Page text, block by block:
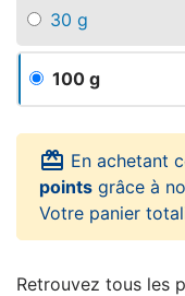
30 g
100 g
card_giftcard En achetant
points grâce à
Votre panier
Retrouvez tous les